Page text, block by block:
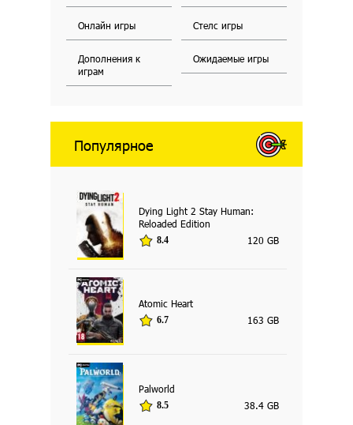
Онлайн игры Стелс игры
Дополнения к
играм
Ожидаемые игры
Популярное
Dying Light 2 Stay Human:
Reloaded Edition
8.4 120 GB
Atomic Heart
6.7 163 GB
Palworld
8.5 38.4 GB